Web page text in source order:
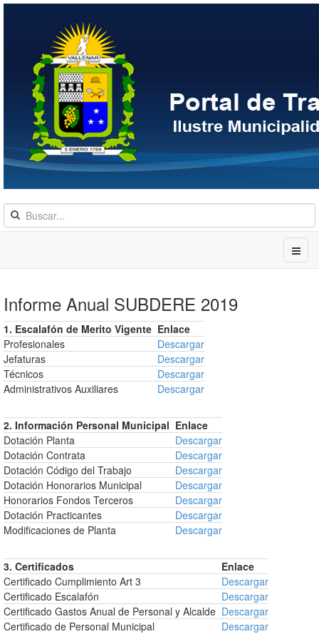
Informe Anual SUBDERE 2019
1. Escalafón de Merito Vigente Enlace
Profesionales
Descargar
Jefaturas
Descargar
Técnicos
Descargar
Administrativos Auxiliares
Descargar
2. Información Personal Municipal Enlace
Dotación Planta
Descargar
Dotación Contrata
Descargar
Dotación Código del Trabajo
Descargar
Dotación Honorarios Municipal
Descargar
Honorarios Fondos Terceros
Descargar
Dotación Practicantes
Descargar
Modificaciones de Planta
Descargar
3. Certificados
Enlace
Certificado Cumplimiento Art 3
Descargar
Certificado Escalafón
Descargar
Certificado Gastos Anual de Personal y Alcalde Descargar
Certificado de Personal Municipal
Descargar